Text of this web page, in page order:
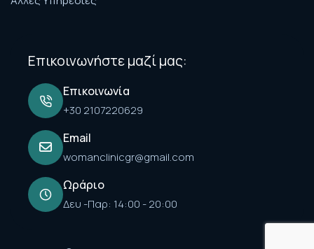
Επικοινωνήστε μαζί μας:
Επικοινωνία
+30 2107220629
Email
womanclinicgr@gmail.com
Ωράριο
Δευ -Παρ: 14:00 - 20:00